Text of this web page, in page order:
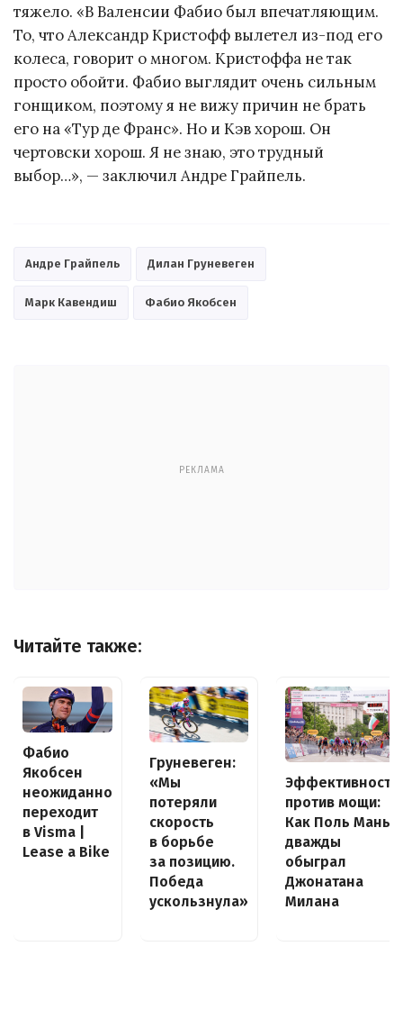
тяжело. «В Валенсии Фабио был впечатляющим.
То, что Александр Кристофф вылетел из-под его
колеса, говорит о многом. Кристоффа не так
просто обойти. Фабио выглядит очень сильным
гонщиком, поэтому я не вижу причин не брать
его на «Тур де Франс». Но и Кэв хорош. Он
чертовски хорош. Я не знаю, это трудный
выбор…», — заключил Андре Грайпель.
Андре Грайпель Дилан Груневеген
Марк Кавендиш Фабио Якобсен
РЕКЛАМА
Читайте также:
Фабио
Якобсен
неожиданно
переходит
в Visma |
Lease a Bike
Груневеген:
«Мы
потеряли
скорость
в борьбе
за позицию.
Победа
ускользнула»
Эффективность
против мощи:
Как Поль Манье
дважды
обыграл
Джонатана
Милана